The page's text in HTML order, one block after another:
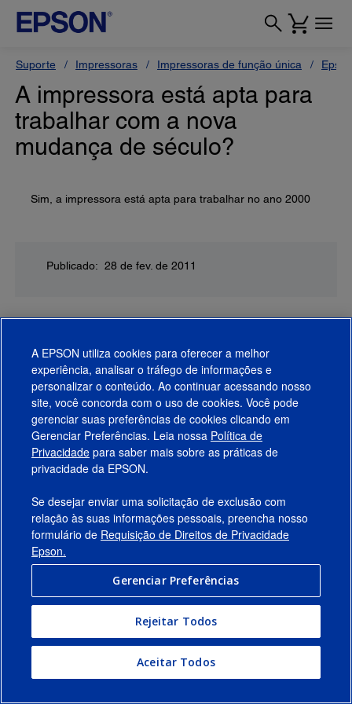
Suporte Impressoras Impressoras de função única
A impressora está apta para
trabalhar com a nova
mudança de século?
Sim, a impressora está apta para trabalhar no ano 2000
Publicado: 28 de fev. de 2011
Produtos
Suporte
Links Sugeridos
Empresa
Conecte-se com a Epson
Termos de Uso
A EPSON utiliza cookies para oferecer a melhor
experiência, analisar o tráfego de informações e
personalizar o conteúdo. Ao continuar acessando nosso
site, você concorda com o uso de cookies. Você pode
gerenciar suas preferências de cookies clicando em
Gerenciar Preferências. Leia nossa Política de
Privacidade para saber mais sobre as práticas de
privacidade da EPSON.
Se desejar enviar uma solicitação de exclusão com
relação às suas informações pessoais, preencha nosso
formulário de Requisição de Direitos de Privacidade
Epson.
Gerenciar Preferências
Rejeitar Todos
Aceitar Todos